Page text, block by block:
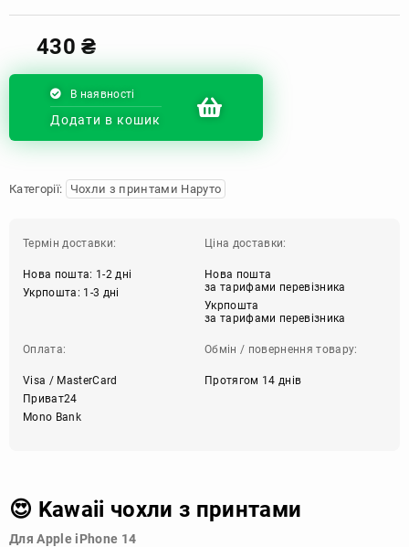
430₴
В наявності
Додати в кошик
Категорії: Чохли з принтами Наруто
Термін доставки:
Нова пошта: 1-2 дні
Укрпошта: 1-3 дні
Ціна доставки:
Нова пошта
за тарифами перевізника
Укрпошта
за тарифами перевізника
Оплата:
Visa / MasterCard
Приват24
Mono Bank
Обмін / повернення товару:
Протягом 14 днів
😍 Kawaii чохли з принтами
Для Apple iPhone 14